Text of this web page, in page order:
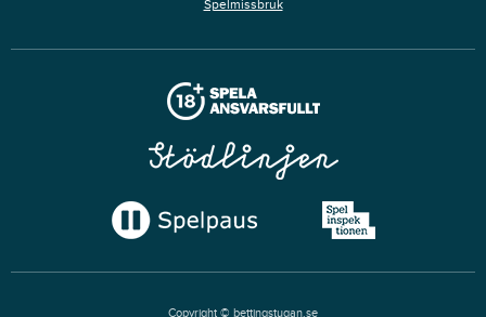
Spelmissbruk
Copyright © bettingstugan.se